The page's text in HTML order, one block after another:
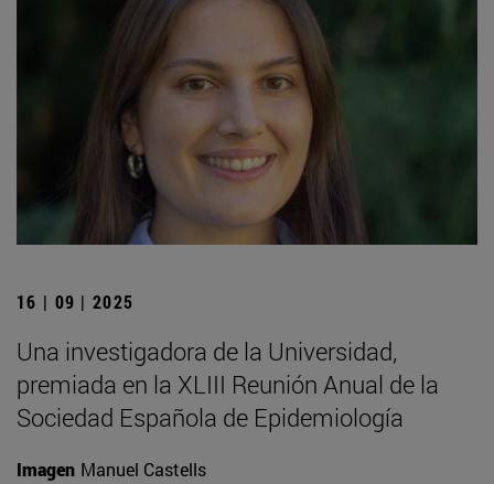
16 | 09 | 2025
Una investigadora de la Universidad,
premiada en la XLIII Reunión Anual de la
Sociedad Española de Epidemiología
Imagen Manuel Castells